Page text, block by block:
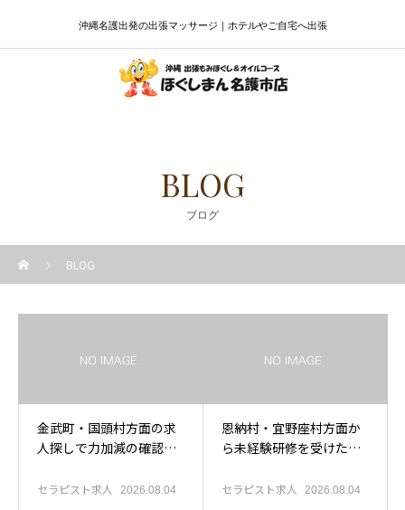
沖縄名護出発の出張マッサージ｜ホテルやご自宅へ出張
BLOG
ブログ
BLOG
金武町・国頭村方面の求
人探しで力加減の確認が
セラピスト求人 2026.08.04
恩納村・宜野座村方面か
ら未経験研修を受けたい
セラピスト求人 2026.08.04